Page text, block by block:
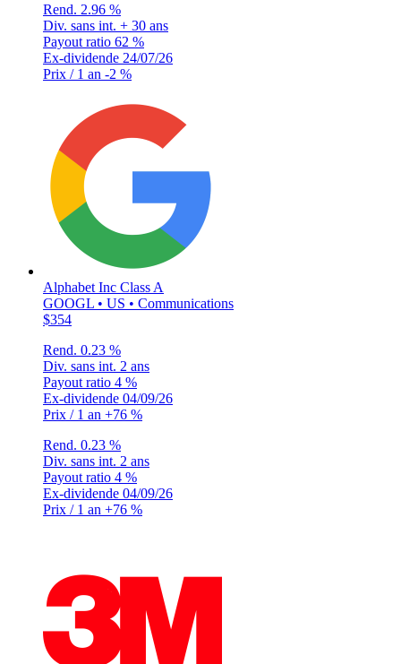
Rend. 2.96 %
Div. sans int. + 30 ans
Payout ratio 62 %
Ex-dividende 24/07/26
Prix / 1 an -2 %
Alphabet Inc Class A
GOOGL • US • Communications
$354
Rend. 0.23 %
Div. sans int. 2 ans
Payout ratio 4 %
Ex-dividende 04/09/26
Prix / 1 an +76 %
Rend. 0.23 %
Div. sans int. 2 ans
Payout ratio 4 %
Ex-dividende 04/09/26
Prix / 1 an +76 %